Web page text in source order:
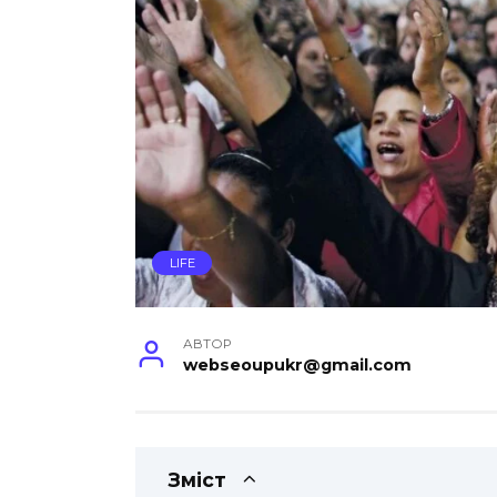
LIFE
АВТОР
webseoupukr@gmail.com
Зміст